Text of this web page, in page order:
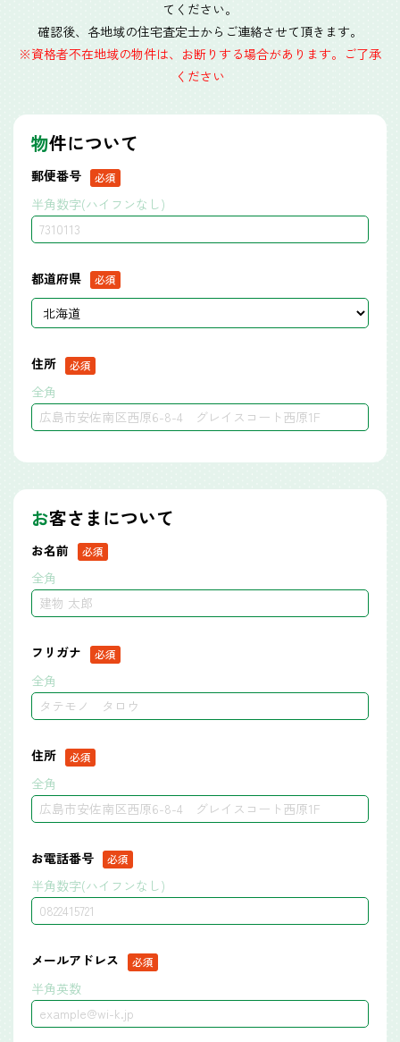
てください。
確認後、各地域の住宅査定士からご連絡させて頂きます。
※資格者不在地域の物件は、お断りする場合があります。ご了承
ください
物件について
郵便番号
半角数字(ハイフンなし)
都道府県
住所
全角
お客さまについて
お名前
全角
フリガナ
全角
住所
全角
お電話番号
半角数字(ハイフンなし)
メールアドレス
半角英数